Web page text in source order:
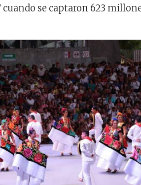
cuando se captaron 623